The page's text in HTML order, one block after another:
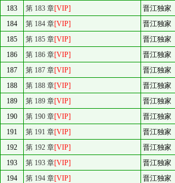
183
第 183 章[VIP]
晋江独家
184
第 184 章[VIP]
晋江独家
185
第 185 章[VIP]
晋江独家
186
第 186 章[VIP]
晋江独家
187
第 187 章[VIP]
晋江独家
188
第 188 章[VIP]
晋江独家
189
第 189 章[VIP]
晋江独家
190
第 190 章[VIP]
晋江独家
191
第 191 章[VIP]
晋江独家
192
第 192 章[VIP]
晋江独家
193
第 193 章[VIP]
晋江独家
194
第 194 章[VIP]
晋江独家